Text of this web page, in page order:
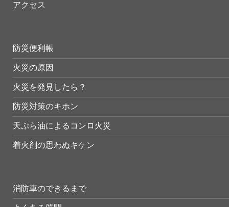
アクセス
防災便利帳
火災の原因
火災を発見したら？
防災対策のキホン
天ぷら油によるコンロ火災
着火剤の思わぬキケン
消防車のできるまで